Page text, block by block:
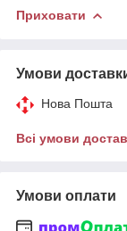
Приховати
Умови
Нова Пошта
Всі умови
Умови оплати